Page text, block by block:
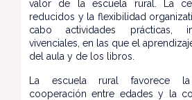
valor de la escuela rural. La
reducidos y la flexibilidad
cabo actividades prácticas,
vivenciales, en las que el
del aula y de los libros.
La escuela rural favorece la
cooperación entre edades y la